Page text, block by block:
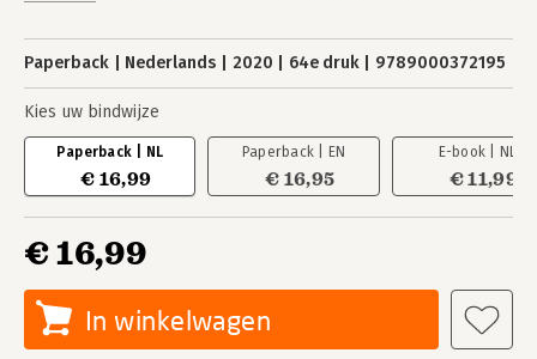
Paperback Nederlands 2020 64e druk 9789000372195
Kies uw bindwijze
Paperback | NL
€ 16,99
Paperback | EN
€ 16,95
E-book | NL
€ 11,99
€ 16,99
In winkelwagen